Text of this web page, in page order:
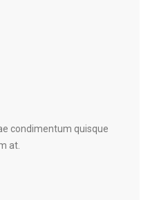
condimentum quisque
at.